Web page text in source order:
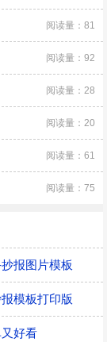
阅读量：81
阅读量：92
阅读量：28
阅读量：20
阅读量：61
阅读量：75
报图片模板
模板打印版
好看